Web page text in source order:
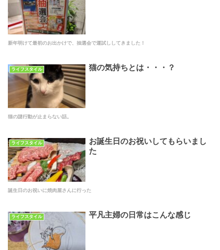
新年明けて最初のお出かけで、抽選会で運試ししてきました！
ライフスタイル 猫の気持ちとは・・・？
猫の謎行動が止まらない話。
ライフスタイル
お誕生日のお祝いしてもらいまし
た
誕生日のお祝いに焼肉屋さんに行った
ライフスタイル 平凡主婦の日常はこんな感じ